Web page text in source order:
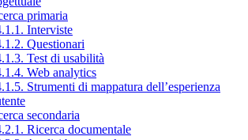
primaria
Interviste
Questionari
Test di usabilità
Web analytics
Strumenti di mappatura dell’esperienza
secondaria
Ricerca documentale